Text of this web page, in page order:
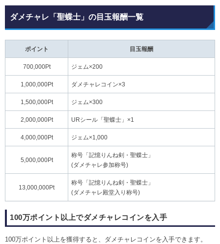
ダメチャレ「聖蝶士」の目玉報酬一覧
ポイント 目玉報酬
700,000Pt ジェム×200
1,000,000Pt ダメチャレコイン×3
1,500,000Pt ジェム×300
2,000,000Pt URシール「聖蝶士」×1
4,000,000Pt ジェム×1,000
5,000,000Pt
称号「記憶りんね剣・聖蝶士」
(ダメチャレ参加称号)
13,000,000Pt
称号「記憶りんね剣・聖蝶士」
(ダメチャレ殿堂入り称号)
100万ポイント以上でダメチャレコインを入手
100万ポイント以上を獲得すると、ダメチャレコインを入手できます。